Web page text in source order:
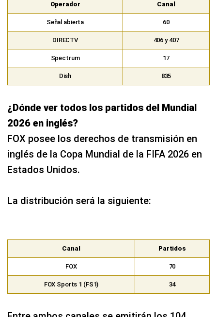
Operador Canal
Señal abierta 60
DIRECTV 406 y 407
Spectrum 17
Dish 835
¿Dónde ver todos los partidos del Mundial
2026 en inglés?
FOX posee los derechos de transmisión en
inglés de la Copa Mundial de la FIFA 2026 en
Estados Unidos.
La distribución será la siguiente:
Canal Partidos
FOX 70
FOX Sports 1 (FS1) 34